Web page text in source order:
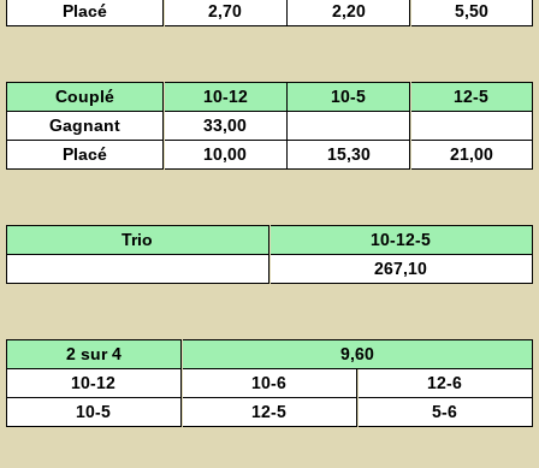
Placé 2,70 2,20 5,50
Couplé 10-12 10-5
12-5
Gagnant
33,00
Placé
10,00 15,30 21,00
Trio
10-12-5
267,10
2 sur 4
9,60
10-12
10-6
12-6
10-5
12-5 5-6